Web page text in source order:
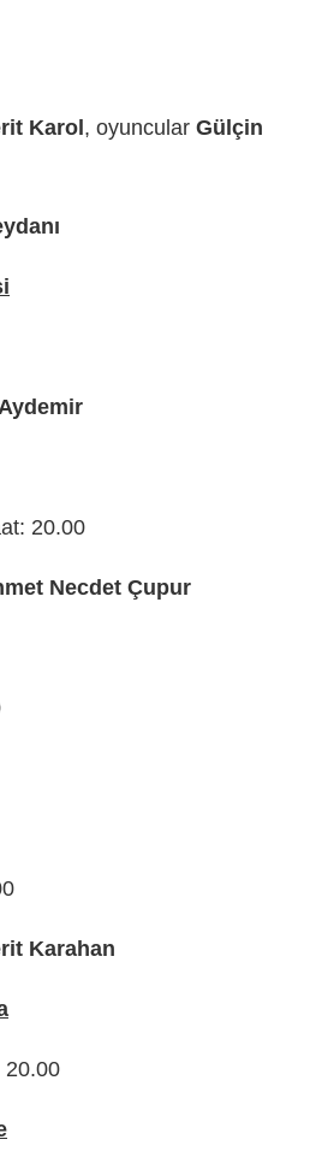
Karol , oyuncular Gülçin
20.00
Necdet Çupur
Karahan
20.00